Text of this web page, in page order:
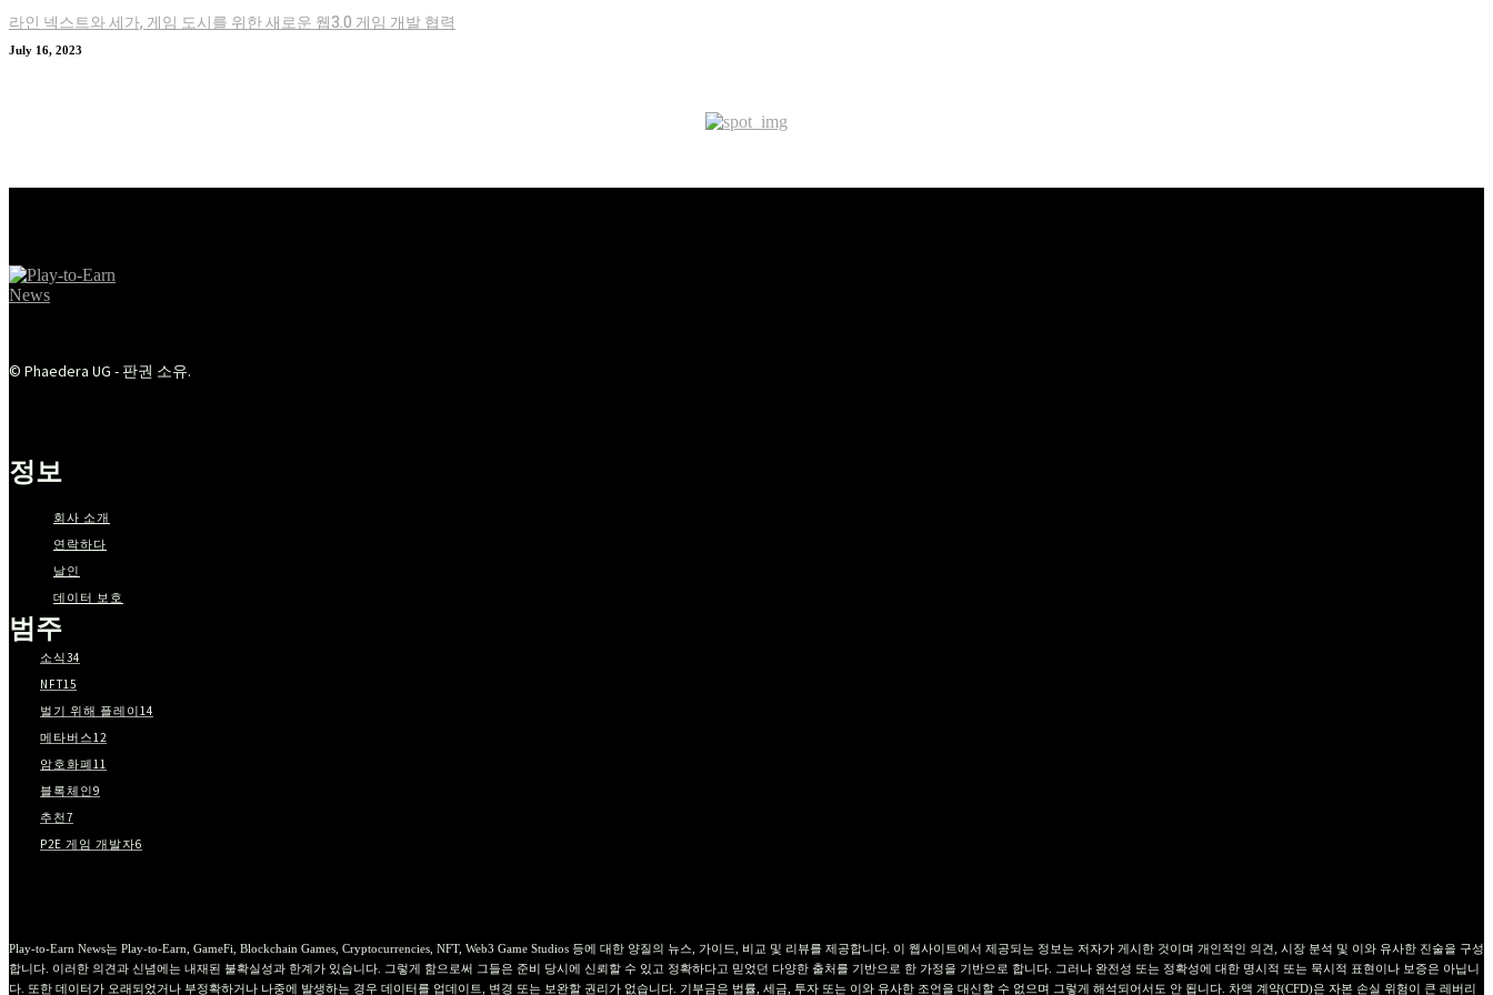
라인 넥스트와 세가, 게임 도시를 위한 새로운 웹3.0 게임 개발 협력
July 16, 2023
© Phaedera UG - 판권 소유.
정보
회사 소개
연락하다
날인
데이터 보호
범주
소식34
NFT15
벌기 위해 플레이14
메타버스12
암호화폐11
블록체인9
추천7
P2E 게임 개발자6
Play-to-Earn News는 Play-to-Earn, GameFi, Blockchain Games, Cryptocurrencies, NFT, Web3 Game Studios 등에 대한 양질의 뉴스, 가이드, 비교 및 ​​리뷰를 제공합니다. 이 웹사이트에서 제공되는 정보는 저자가 게시한 것이며 개인적인 의견, 시장 분석 및 이와 유사한 진술을 구성
합니다. 이러한 의견과 신념에는 내재된 불확실성과 한계가 있습니다. 그렇게 함으로써 그들은 준비 당시에 신뢰할 수 있고 정확하다고 믿었던 다양한 출처를 기반으로 한 가정을 기반으로 합니다. 그러나 완전성 또는 정확성에 대한 명시적 또는 묵시적 표현이나 보증은 아닙니
다. 또한 데이터가 오래되었거나 부정확하거나 나중에 발생하는 경우 데이터를 업데이트, 변경 또는 보완할 권리가 없습니다. 기부금은 법률, 세금, 투자 또는 이와 유사한 조언을 대신할 수 없으며 그렇게 해석되어서도 안 됩니다. 차액 계약(CFD)은 자본 손실 위험이 큰 레버리